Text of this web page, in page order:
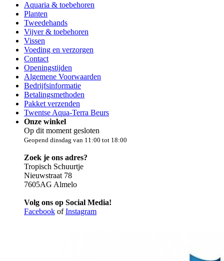
Aquaria & toebehoren
Planten
Tweedehands
Vijver & toebehoren
Vissen
Voeding en verzorgen
Contact
Openingstijden
Algemene Voorwaarden
Bedrijfsinformatie
Betalingsmethoden
Pakket verzenden
Twentse Aqua-Terra Beurs
Onze winkel
Op dit moment gesloten
Geopend dinsdag van 11:00 tot 18:00
Zoek je ons adres?
Tropisch Schuurtje
Nieuwstraat 78
7605AG Almelo
Volg ons op Social Media!
Facebook ofInstagram